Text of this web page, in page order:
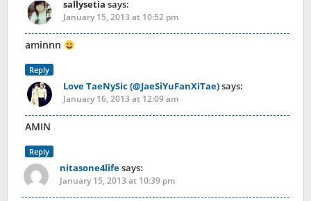
sallysetia says:
January 15, 2013 at 10:52 pm
aminnn
Reply
Love TaeNySic (@JaeSiYuFanXiTae)says:
January 16, 2013 at 12:09 am
AMIN
Reply
nitasone4lifesays:
January 15, 2013 at 10:39 pm